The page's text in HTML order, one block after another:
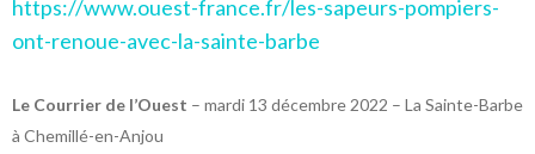
https://www.ouest-france.fr/les-sapeurs-pompiers-
ont-renoue-avec-la-sainte-barbe
Le Courrier de l’Ouest – mardi 13 décembre 2022 – La Sainte-Barbe
à Chemillé-en-Anjou